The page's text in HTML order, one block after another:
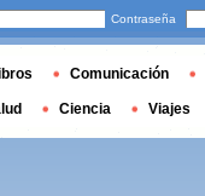
Contraseña
Comunicación
Ciencia Viajes